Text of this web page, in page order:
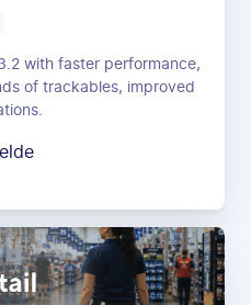
with faster performance,
of trackables, improved